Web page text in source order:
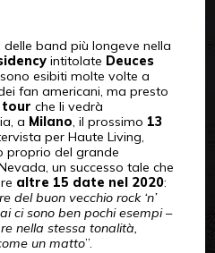
delle band più longeve nella
intitolate Deuces
esibiti molte volte a
fan americani, ma presto
tour che li vedrà
a Milano, il prossimo 13
per Haute Living,
proprio del grande
un successo tale che
altre 15 date nel 2020:
del buon vecchio rock ‘n’
ci sono ben pochi esempi–
nella stessa tonalità,
un matto”.